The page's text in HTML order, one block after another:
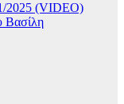
(VIDEO)
Βασίλη